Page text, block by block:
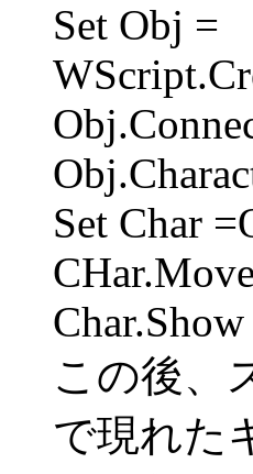
Set Obj =
Set Char
Char.Show
この後、
で現れた